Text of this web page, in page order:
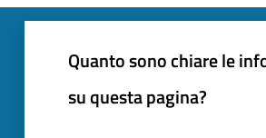
Quanto sono chiare le
su questa pagina?